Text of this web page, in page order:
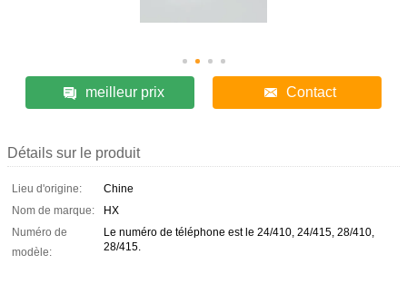
meilleur prix Contact
Détails sur le produit
Lieu d'origine:
Chine
Nom de marque:
HX
Numéro de
modèle:
Le numéro de téléphone est le 24/410, 24/415, 28/410,
28/415.